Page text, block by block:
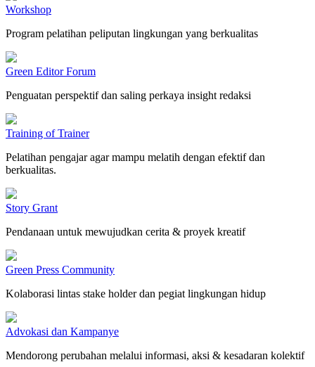
Workshop
Program pelatihan peliputan lingkungan yang berkualitas
Green Editor Forum
Penguatan perspektif dan saling perkaya insight redaksi
Training of Trainer
Pelatihan pengajar agar mampu melatih dengan efektif dan
berkualitas.
Story Grant
Pendanaan untuk mewujudkan cerita & proyek kreatif
Green Press Community
Kolaborasi lintas stake holder dan pegiat lingkungan hidup
Advokasi dan Kampanye
Mendorong perubahan melalui informasi, aksi & kesadaran kolektif